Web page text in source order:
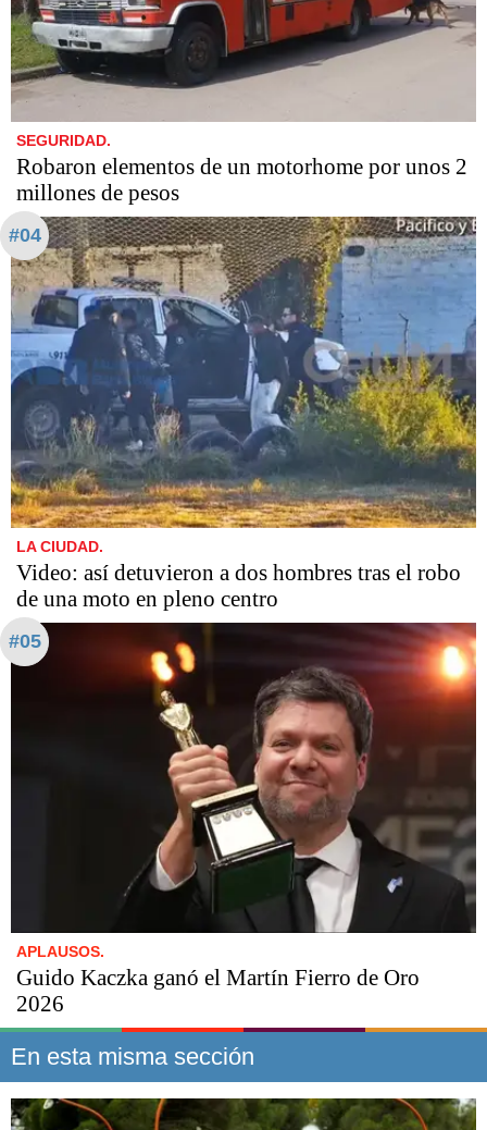
SEGURIDAD.
Robaron elementos de un motorhome por unos 2
millones de pesos
#04
LA CIUDAD.
Video: así detuvieron a dos hombres tras el robo
de una moto en pleno centro
#05
APLAUSOS.
Guido Kaczka ganó el Martín Fierro de Oro
2026
En esta misma sección